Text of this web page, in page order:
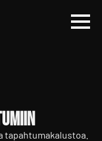
tapahtumakalustoa.